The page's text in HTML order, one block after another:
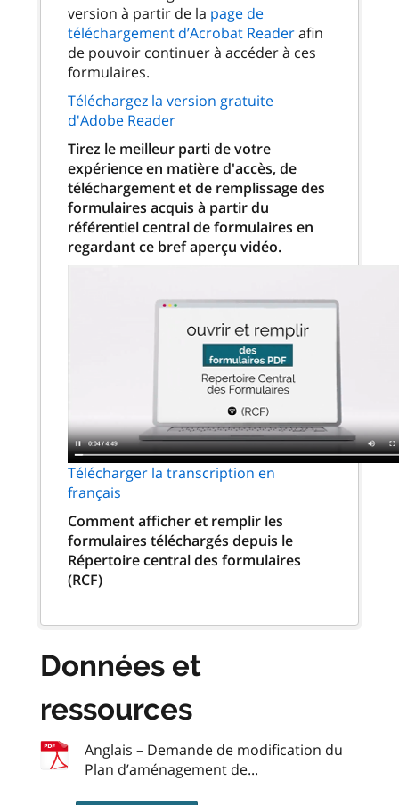
version à partir de la page de
téléchargement d’Acrobat Readerafin
de pouvoir continuer à accéder à ces
formulaires.
Téléchargez la version gratuite
d'Adobe Reader
Tirez le meilleur parti de votre
expérience en matière d'accès, de
téléchargement et de remplissage des
formulaires acquis à partir du
référentiel central de formulaires en
regardant ce bref aperçu vidéo.
Télécharger la transcription en
français
Comment afficher et remplir les
formulaires téléchargés depuis le
Répertoire central des formulaires
(RCF)
Données et
ressources
Anglais – Demande de modification du
Plan d’aménagement de...